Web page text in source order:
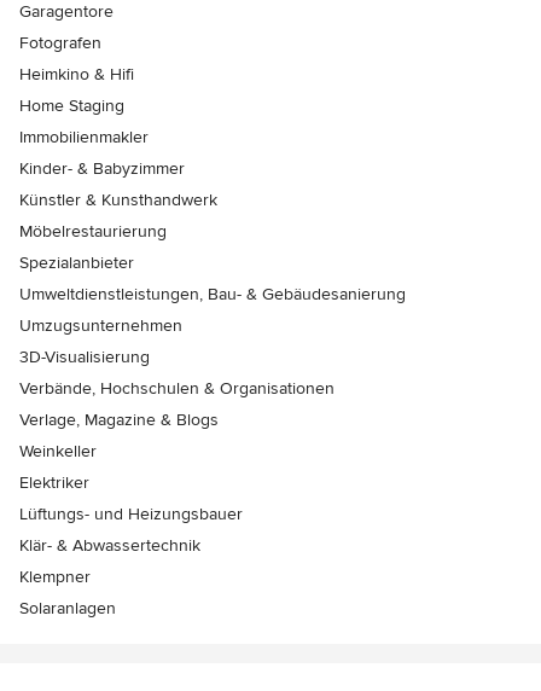
Garagentore
Fotografen
Heimkino & Hifi
Home Staging
Immobilienmakler
Kinder- & Babyzimmer
Künstler & Kunsthandwerk
Möbelrestaurierung
Spezialanbieter
Umweltdienstleistungen, Bau- & Gebäudesanierung
Umzugsunternehmen
3D-Visualisierung
Verbände, Hochschulen & Organisationen
Verlage, Magazine & Blogs
Weinkeller
Elektriker
Lüftungs- und Heizungsbauer
Klär- & Abwassertechnik
Klempner
Solaranlagen